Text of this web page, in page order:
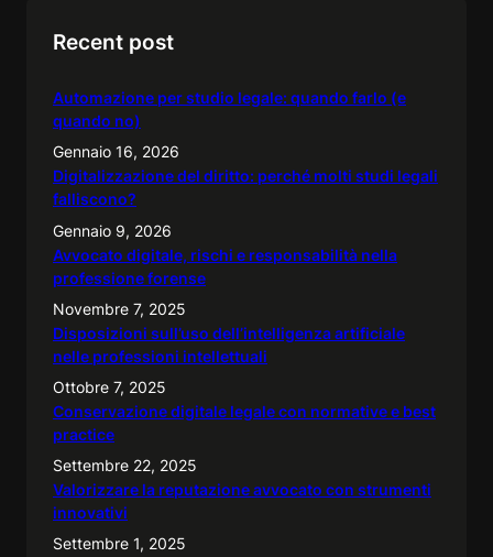
c
Recent post
Automazione per studio legale: quando farlo (e
quando no)
Gennaio 16, 2026
Digitalizzazione del diritto: perché molti studi legali
falliscono?
Gennaio 9, 2026
Avvocato digitale, rischi e responsabilità nella
professione forense
Novembre 7, 2025
Disposizioni sull’uso dell’intelligenza artificiale
nelle professioni intellettuali
Ottobre 7, 2025
Conservazione digitale legale con normative e best
practice
Settembre 22, 2025
Valorizzare la reputazione avvocato con strumenti
innovativi
Settembre 1, 2025